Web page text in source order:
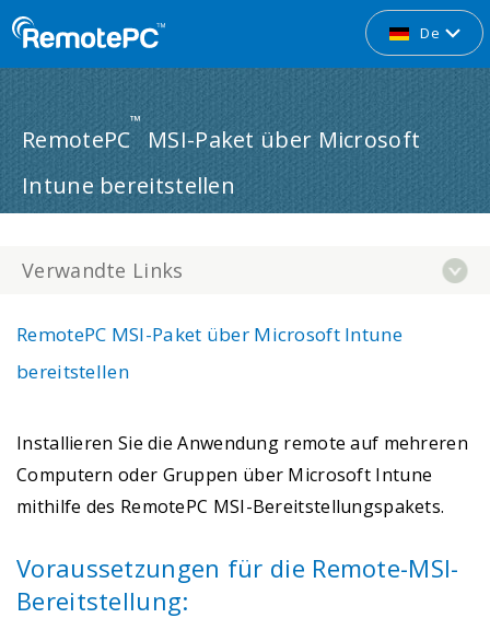
De
RemotePC
™
MSI-Paket über Microsoft
Intune bereitstellen
Verwandte Links
RemotePC MSI-Paket über Microsoft Intune
bereitstellen
Installieren Sie die Anwendung remote auf mehreren
Computern oder Gruppen über Microsoft Intune
mithilfe des RemotePC MSI-Bereitstellungspakets.
Voraussetzungen für die Remote-MSI-
Bereitstellung: